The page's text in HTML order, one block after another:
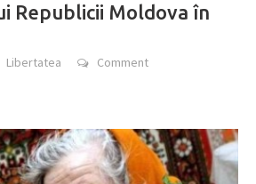
Republicii Moldova în
Libertatea Comment